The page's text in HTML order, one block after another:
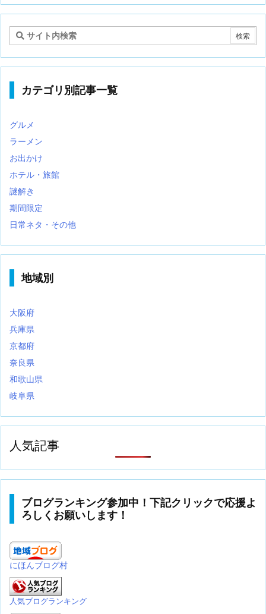
テ
リ
カテゴリ別記事一覧
グルメ
ラーメン
お出かけ
ホテル・旅館
謎解き
期間限定
日常ネタ・その他
地域別
大阪府
兵庫県
京都府
奈良県
和歌山県
岐阜県
人気記事
ブログランキング参加中！下記クリックで応援よ
ろしくお願いします！
にほんブログ村
人気ブログランキング